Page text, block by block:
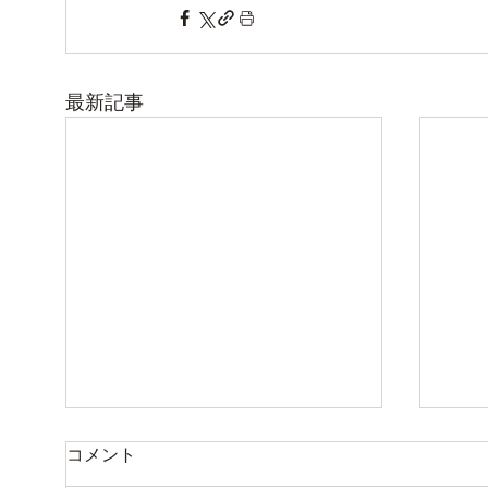
最新記事
夏季休業のお知らせ お
コメント